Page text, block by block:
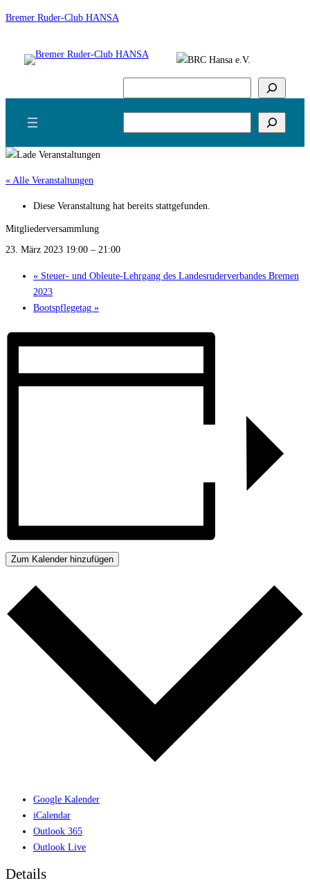
Bremer Ruder-Club HANSA
« Alle Veranstaltungen
Diese Veranstaltung hat bereits stattgefunden.
Mitgliederversammlung
23. März 2023 19:00 – 21:00
« Steuer- und Obleute-Lehrgang des Landesruderverbandes Bremen
2023
Bootspflegetag »
Zum Kalender hinzufügen
Google Kalender
iCalendar
Outlook 365
Outlook Live
Details